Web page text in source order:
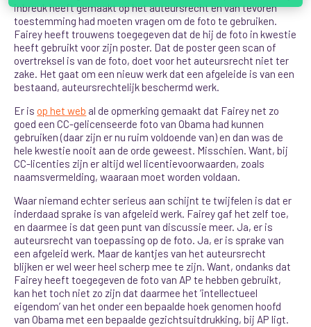
inbreuk heeft gemaakt op het auteursrecht en van tevoren
toestemming had moeten vragen om de foto te gebruiken.
Fairey heeft trouwens toegegeven dat de hij de foto in kwestie
heeft gebruikt voor zijn poster. Dat de poster geen scan of
overtreksel is van de foto, doet voor het auteursrecht niet ter
zake. Het gaat om een nieuw werk dat een afgeleide is van een
bestaand, auteursrechtelijk beschermd werk.
Er is op het web al de opmerking gemaakt dat Fairey net zo
goed een CC-gelicenseerde foto van Obama had kunnen
gebruiken (daar zijn er nu ruim voldoende van) en dan was de
hele kwestie nooit aan de orde geweest. Misschien. Want, bij
CC-licenties zijn er altijd wel licentievoorwaarden, zoals
naamsvermelding, waaraan moet worden voldaan.
Waar niemand echter serieus aan schijnt te twijfelen is dat er
inderdaad sprake is van afgeleid werk. Fairey gaf het zelf toe,
en daarmee is dat geen punt van discussie meer. Ja, er is
auteursrecht van toepassing op de foto. Ja, er is sprake van
een afgeleid werk. Maar de kantjes van het auteursrecht
blijken er wel weer heel scherp mee te zijn. Want, ondanks dat
Fairey heeft toegegeven de foto van AP te hebben gebruikt,
kan het toch niet zo zijn dat daarmee het ‘intellectueel
eigendom’ van het onder een bepaalde hoek genomen hoofd
van Obama met een bepaalde gezichtsuitdrukking, bij AP ligt.